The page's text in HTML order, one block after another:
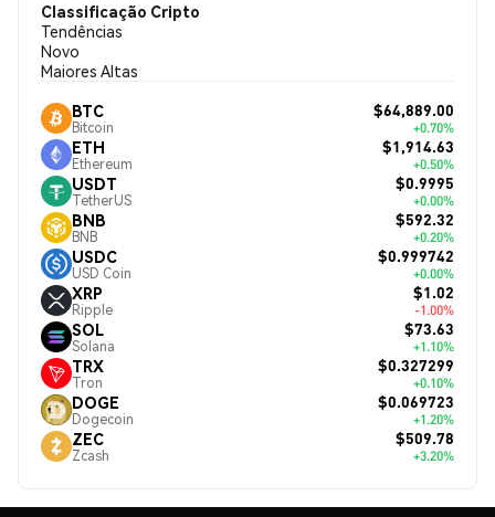
Classificação Cripto
Tendências
Novo
Maiores Altas
BTC
Bitcoin
$64,889.00
+0.70%
ETH
Ethereum
$1,914.63
+0.50%
USDT
TetherUS
$0.9995
+0.00%
BNB
BNB
$592.32
+0.20%
USDC
USD Coin
$0.999742
+0.00%
XRP
Ripple
$1.02
-1.00%
SOL
Solana
$73.63
+1.10%
TRX
Tron
$0.327299
+0.10%
DOGE
Dogecoin
$0.069723
+1.20%
ZEC
Zcash
$509.78
+3.20%